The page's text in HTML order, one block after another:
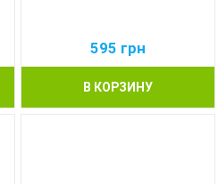
595 грн
В КОРЗИНУ